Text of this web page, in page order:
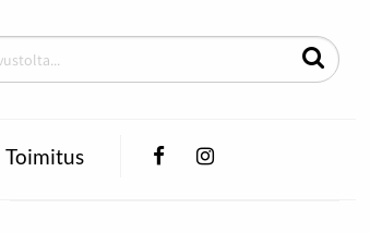
Toimitus FacebookInstagram